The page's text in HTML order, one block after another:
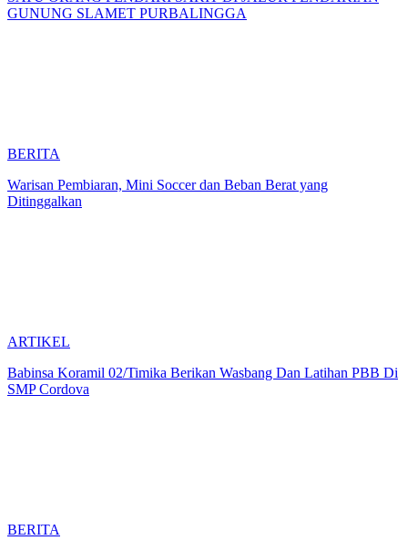
GUNUNG SLAMET PURBALINGGA
BERITA
Warisan Pembiaran, Mini Soccer dan Beban Berat yang
Ditinggalkan
ARTIKEL
Babinsa Koramil 02/Timika Berikan Wasbang Dan Latihan PBB Di
SMP Cordova
BERITA